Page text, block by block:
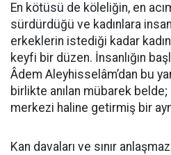
En kötüsü de köleliğin, en
sürdürdüğü ve kadınlara
erkeklerin istediği kadar
keyfi bir düzen. İnsanlığın
Âdem Aleyhisselâm’dan bu
birlikte anılan mübarek
merkezi haline getirmiş bir
Kan davaları ve sınır